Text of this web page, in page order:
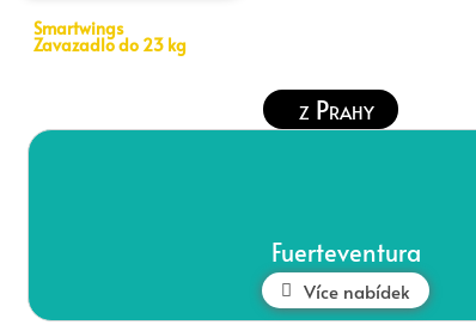
Smartwings
Zavazadlo do 23 kg
z Prahy
Fuerteventura
Více nabídek